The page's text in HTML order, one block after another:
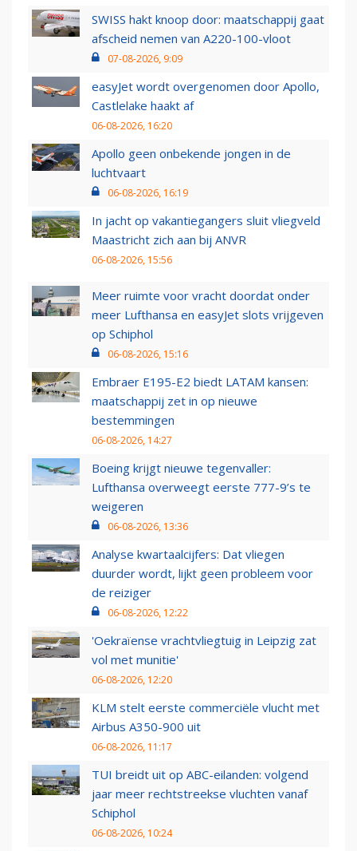
SWISS hakt knoop door: maatschappij gaat
afscheid nemen van A220-100-vloot
07-08-2026, 9:09
easyJet wordt overgenomen door Apollo,
Castlelake haakt af
06-08-2026, 16:20
Apollo geen onbekende jongen in de
luchtvaart
06-08-2026, 16:19
In jacht op vakantiegangers sluit vliegveld
Maastricht zich aan bij ANVR
06-08-2026, 15:56
Meer ruimte voor vracht doordat onder
meer Lufthansa en easyJet slots vrijgeven
op Schiphol
06-08-2026, 15:16
Embraer E195-E2 biedt LATAM kansen:
maatschappij zet in op nieuwe
bestemmingen
06-08-2026, 14:27
Boeing krijgt nieuwe tegenvaller:
Lufthansa overweegt eerste 777-9’s te
weigeren
06-08-2026, 13:36
Analyse kwartaalcijfers: Dat vliegen
duurder wordt, lijkt geen probleem voor
de reiziger
06-08-2026, 12:22
'Oekraïense vrachtvliegtuig in Leipzig zat
vol met munitie'
06-08-2026, 12:20
KLM stelt eerste commerciële vlucht met
Airbus A350-900 uit
06-08-2026, 11:17
TUI breidt uit op ABC-eilanden: volgend
jaar meer rechtstreekse vluchten vanaf
Schiphol
06-08-2026, 10:24